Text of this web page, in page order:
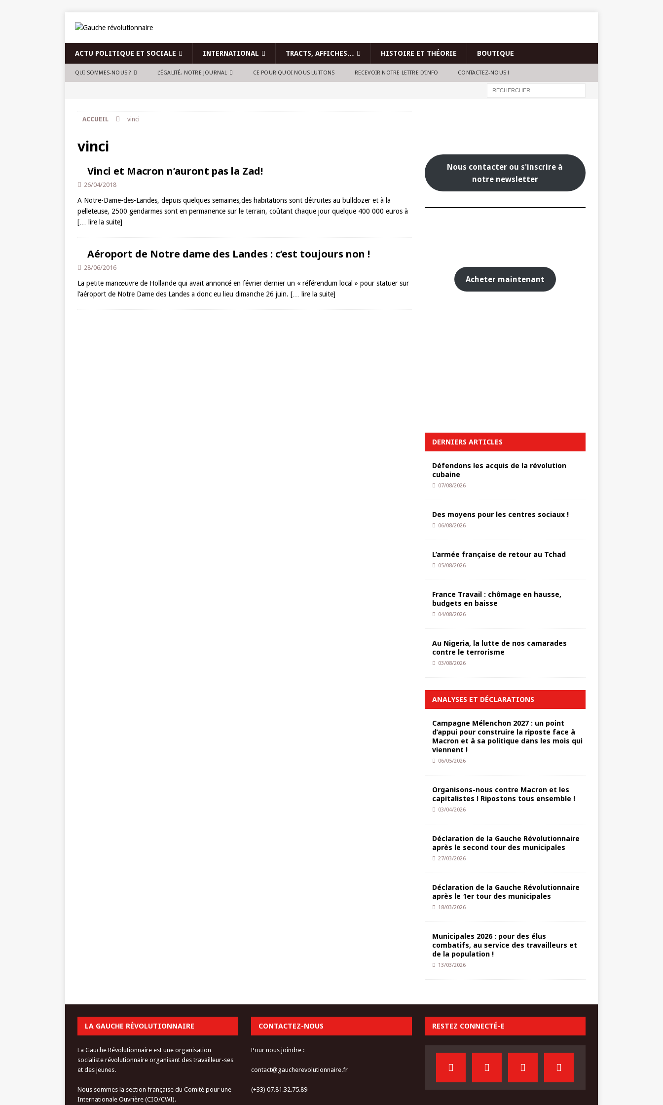
ACTU POLITIQUE ET SOCIALE INTERNATIONAL TRACTS, AFFICHES… HISTOIRE ET THÉORIE BOUTIQUE
QUI SOMMES-NOUS ? L’ÉGALITÉ, NOTRE JOURNAL CE POUR QUOI NOUS LUTTONS RECEVOIR NOTRE LETTRE D’INFO CONTACTEZ-NOUS !
ACCUEIL vinci
vinci
Vinci et Macron n’auront pas la Zad!
26/04/2018
A Notre-Dame-des-Landes, depuis quelques semaines,des habitations sont détruites au bulldozer et à la
pelleteuse, 2500 gendarmes sont en permanence sur le terrain, coûtant chaque jour quelque 400 000 euros à
[… lire la suite]
Aéroport de Notre dame des Landes : c’est toujours non !
28/06/2016
La petite manœuvre de Hollande qui avait annoncé en février dernier un « référendum local » pour statuer sur
l’aéroport de Notre Dame des Landes a donc eu lieu dimanche 26 juin. [… lire la suite]
Nous contacter ou s'inscrire à
notre newsletter
Acheter maintenant
DERNIERS ARTICLES
Défendons les acquis de la révolution
cubaine
07/08/2026
Des moyens pour les centres sociaux !
06/08/2026
L’armée française de retour au Tchad
05/08/2026
France Travail : chômage en hausse,
budgets en baisse
04/08/2026
Au Nigeria, la lutte de nos camarades
contre le terrorisme
03/08/2026
ANALYSES ET DÉCLARATIONS
Campagne Mélenchon 2027 : un point
d’appui pour construire la riposte face à
Macron et à sa politique dans les mois qui
viennent !
06/05/2026
Organisons-nous contre Macron et les
capitalistes ! Ripostons tous ensemble !
03/04/2026
Déclaration de la Gauche Révolutionnaire
après le second tour des municipales
27/03/2026
Déclaration de la Gauche Révolutionnaire
après le 1er tour des municipales
18/03/2026
Municipales 2026 : pour des élus
combatifs, au service des travailleurs et
de la population !
13/03/2026
LA GAUCHE RÉVOLUTIONNAIRE
La Gauche Révolutionnaire est une organisation
socialiste révolutionnaire organisant des travailleur-ses
et des jeunes.
Nous sommes la section française du Comité pour une
Internationale Ouvrière (CIO/CWI).
CONTACTEZ-NOUS
Pour nous joindre :
contact@gaucherevolutionnaire.fr
(+33) 07.81.32.75.89
RESTEZ CONNECTÉ-E